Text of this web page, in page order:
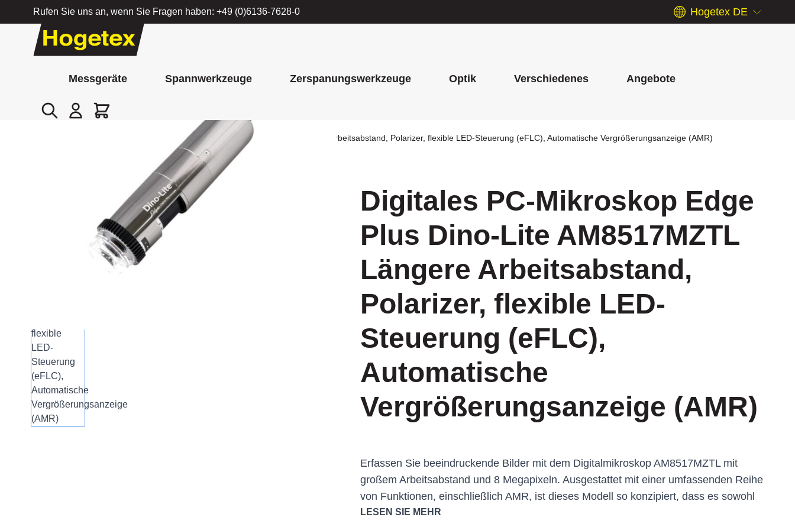
Rufen Sie uns an, wenn Sie Fragen haben: +49 (0)6136-7628-0 Hogetex DE
Zum Inhalt springen
Messgeräte Spannwerkzeuge Zerspanungswerkzeuge Optik Verschiedenes Angebote
Suche Cart
Digitales PC-Mikroskop Edge Plus Dino-Lite AM8517MZTL Längere Arbeitsabstand, Polarizer, flexible LED-Steuerung (eFLC), Automatische Vergrößerungsanzeige (AMR)
Digitales PC-Mikroskop Edge
Plus Dino-Lite AM8517MZTL
Längere Arbeitsabstand,
Polarizer, flexible LED-
Steuerung (eFLC),
Automatische
Vergrößerungsanzeige (AMR)
Erfassen Sie beeindruckende Bilder mit dem Digitalmikroskop AM8517MZTL mit
großem Arbeitsabstand und 8 Megapixeln. Ausgestattet mit einer umfassenden Reihe
von Funktionen, einschließlich AMR, ist dieses Modell so konzipiert, dass es sowohl
bei bildgebenden als auch bei messorientierten Aufgaben brilliert.
LESEN SIE MEHR